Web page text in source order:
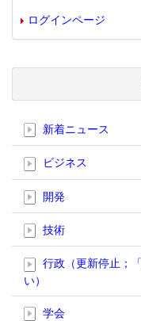
ログインページ
新着ニュース
ビジネス
開発
技術
行政（更新停止；
い）
学会